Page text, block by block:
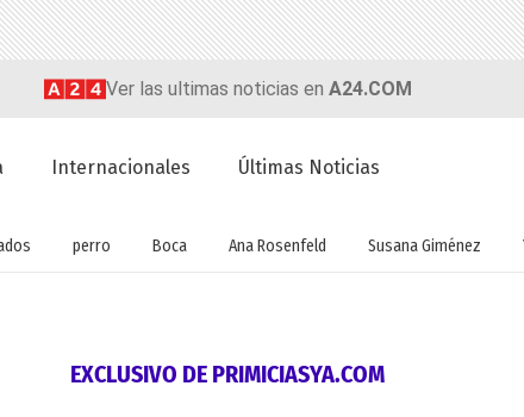
Ver las ultimas noticias en A24.COM
Internacionales Últimas Noticias
perro Boca Ana Rosenfeld Susana Giménez
EXCLUSIVO DE PRIMICIASYA.COM